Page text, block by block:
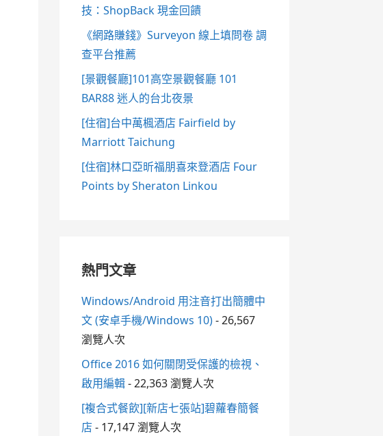
技：ShopBack 現金回饋
《網路賺錢》Surveyon 線上填問卷 調
查平台推薦
[景觀餐廳]101高空景觀餐廳 101
BAR88 迷人的台北夜景
[住宿]台中萬楓酒店 Fairfield by
Marriott Taichung
[住宿]林口亞昕福朋喜來登酒店 Four
Points by Sheraton Linkou
熱門文章
Windows/Android 用注音打出簡體中
文 (安卓手機/Windows 10)- 26,567
瀏覽人次
Office 2016 如何關閉受保護的檢視、
啟用編輯- 22,363 瀏覽人次
[複合式餐飲][新店七張站]碧蘿春簡餐
店- 17,147 瀏覽人次